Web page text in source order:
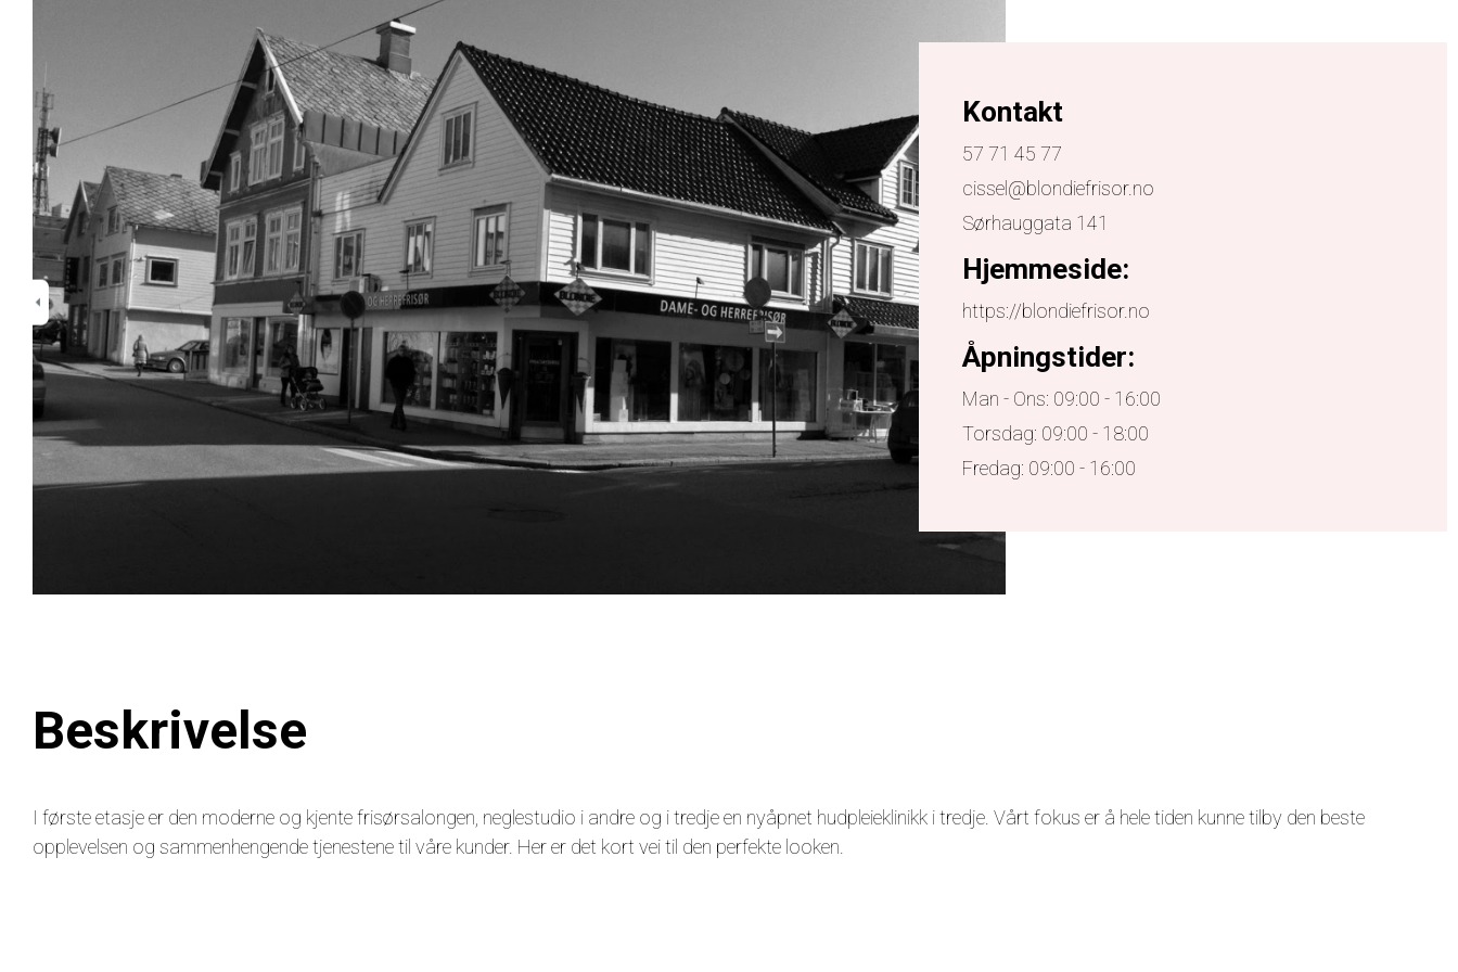
Kontakt
57 71 45 77
cissel@blondiefrisor.no
Sørhauggata 141
Hjemmeside:
https://blondiefrisor.no
Åpningstider:
Man - Ons: 09:00 - 16:00
Torsdag: 09:00 - 18:00
Fredag: 09:00 - 16:00
Beskrivelse
I første etasje er den moderne og kjente frisørsalongen, neglestudio i andre og i tredje en nyåpnet hudpleieklinikk i tredje. Vårt fokus er å hele tiden kunne tilby den beste
opplevelsen og sammenhengende tjenestene til våre kunder. Her er det kort vei til den perfekte looken.